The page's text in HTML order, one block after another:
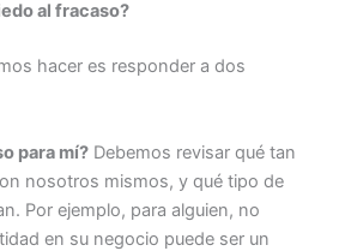
al fracaso?
hacer es responder a dos
para mí? Debemos revisar qué tan
nosotros mismos, y qué tipo de
Por ejemplo, para alguien, no
en su negocio puede ser un